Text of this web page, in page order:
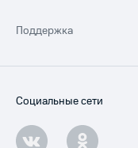
Поддержка
Социальные сети